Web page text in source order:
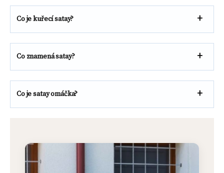
Co je kuřecí satay?
Co znamená satay?
Co je satay omáčka?